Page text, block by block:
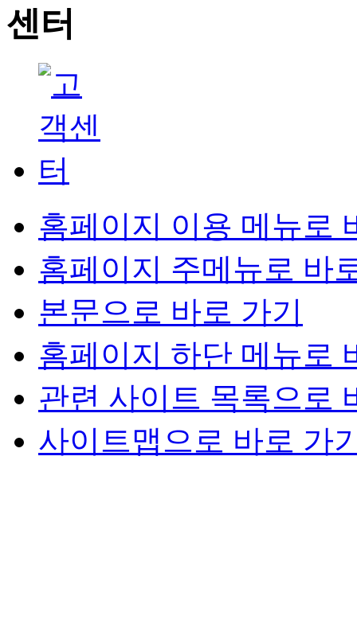
홈페이지 이용 메뉴로
홈페이지 주메뉴로 바
본문으로 바로 가기
홈페이지 하단 메뉴로
관련 사이트 목록으로
사이트맵으로 바로 가